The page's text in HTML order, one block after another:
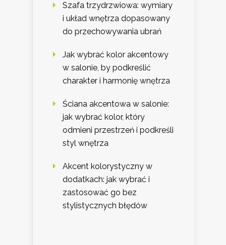
Szafa trzydrzwiowa: wymiary
i układ wnętrza dopasowany
do przechowywania ubrań
Jak wybrać kolor akcentowy
w salonie, by podkreślić
charakter i harmonię wnętrza
Ściana akcentowa w salonie:
jak wybrać kolor, który
odmieni przestrzeń i podkreśli
styl wnętrza
Akcent kolorystyczny w
dodatkach: jak wybrać i
zastosować go bez
stylistycznych błędów